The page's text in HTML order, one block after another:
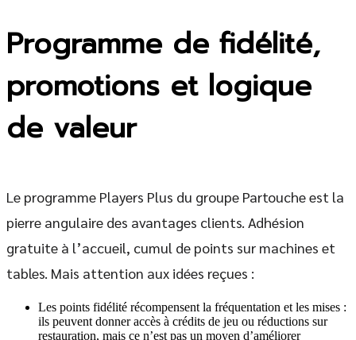
Programme de fidélité,
promotions et logique
de valeur
Le programme Players Plus du groupe Partouche est la
pierre angulaire des avantages clients. Adhésion
gratuite à l’accueil, cumul de points sur machines et
tables. Mais attention aux idées reçues :
Les points fidélité récompensent la fréquentation et les mises :
ils peuvent donner accès à crédits de jeu ou réductions sur
restauration, mais ce n’est pas un moyen d’améliorer